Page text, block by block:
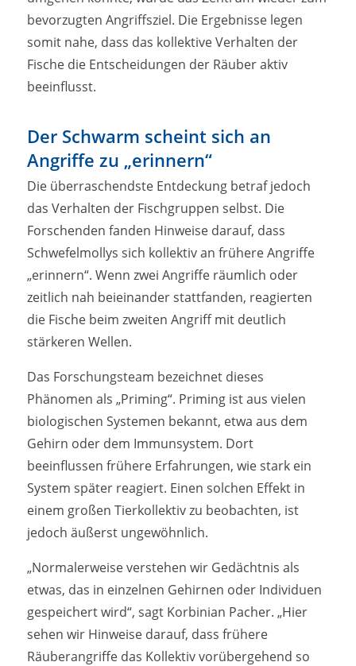
bevorzugten Angriffsziel. Die Ergebnisse legen
somit nahe, dass das kollektive Verhalten der
Fische die Entscheidungen der Räuber aktiv
beeinflusst.
Der Schwarm scheint sich an
Angriffe zu „erinnern“
Die überraschendste Entdeckung betraf jedoch
das Verhalten der Fischgruppen selbst. Die
Forschenden fanden Hinweise darauf, dass
Schwefelmollys sich kollektiv an frühere Angriffe
„erinnern“. Wenn zwei Angriffe räumlich oder
zeitlich nah beieinander stattfanden, reagierten
die Fische beim zweiten Angriff mit deutlich
stärkeren Wellen.
Das Forschungsteam bezeichnet dieses
Phänomen als „Priming“. Priming ist aus vielen
biologischen Systemen bekannt, etwa aus dem
Gehirn oder dem Immunsystem. Dort
beeinflussen frühere Erfahrungen, wie stark ein
System später reagiert. Einen solchen Effekt in
einem großen Tierkollektiv zu beobachten, ist
jedoch äußerst ungewöhnlich.
„Normalerweise verstehen wir Gedächtnis als
etwas, das in einzelnen Gehirnen oder Individuen
gespeichert wird“, sagt Korbinian Pacher. „Hier
sehen wir Hinweise darauf, dass frühere
Räuberangriffe das Kollektiv vorübergehend so